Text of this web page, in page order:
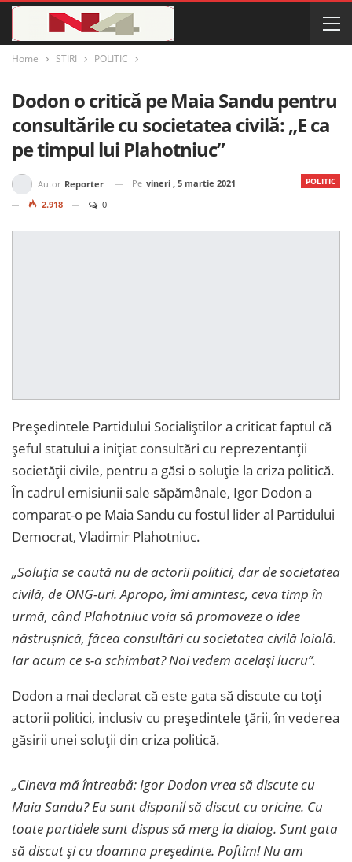
Home STIRI POLITIC
Dodon o critică pe Maia Sandu pentru
consultările cu societatea civilă: „E ca
pe timpul lui Plahotniuc”
POLITIC
Autor Reporter Pe vineri , 5 martie 2021
2.918
0
Președintele Partidului Socialiștilor a criticat faptul că
șeful statului a inițiat consultări cu reprezentanții
societății civile, pentru a găsi o soluție la criza politică.
În cadrul emisiunii sale săpămânale, Igor Dodon a
comparat-o pe Maia Sandu cu fostul lider al Partidului
Democrat, Vladimir Plahotniuc.
„Soluția se caută nu de actorii politici, dar de societatea
civilă, de ONG-uri. Apropo, îmi amintesc, ceva timp în
urmă, când Plahotniuc voia să promoveze o idee
năstrușnică, făcea consultări cu societatea civilă loială.
Iar acum ce s-a schimbat? Noi vedem același lucru”.
Dodon a mai declarat că este gata să discute cu toți
actorii politici, inclusiv cu președintele țării, în vederea
găsirii unei soluții din criza politică.
„Cineva mă întreabă: Igor Dodon vrea să discute cu
Maia Sandu? Eu sunt disponil să discut cu oricine. Cu
toate partidele sunt dispus să merg la dialog. Sunt gata
să discut și cu doamna președinte. Poftim! Nu am